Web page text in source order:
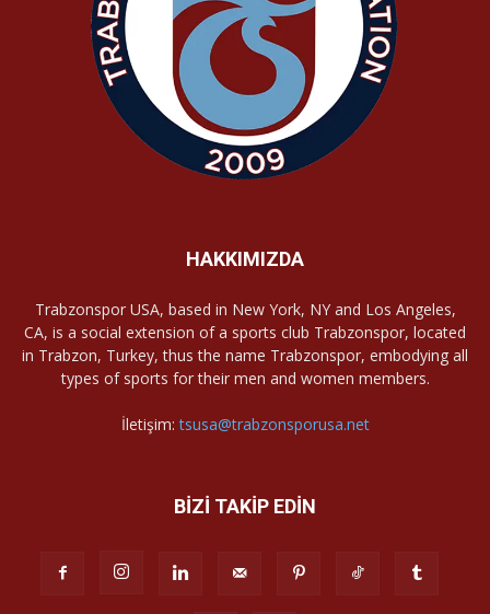
HAKKIMIZDA
Trabzonspor USA, based in New York, NY and Los Angeles,
CA, is a social extension of a sports club Trabzonspor, located
in Trabzon, Turkey, thus the name Trabzonspor, embodying all
types of sports for their men and women members.
İletişim:tsusa@trabzonsporusa.net
BİZİ TAKİP EDİN